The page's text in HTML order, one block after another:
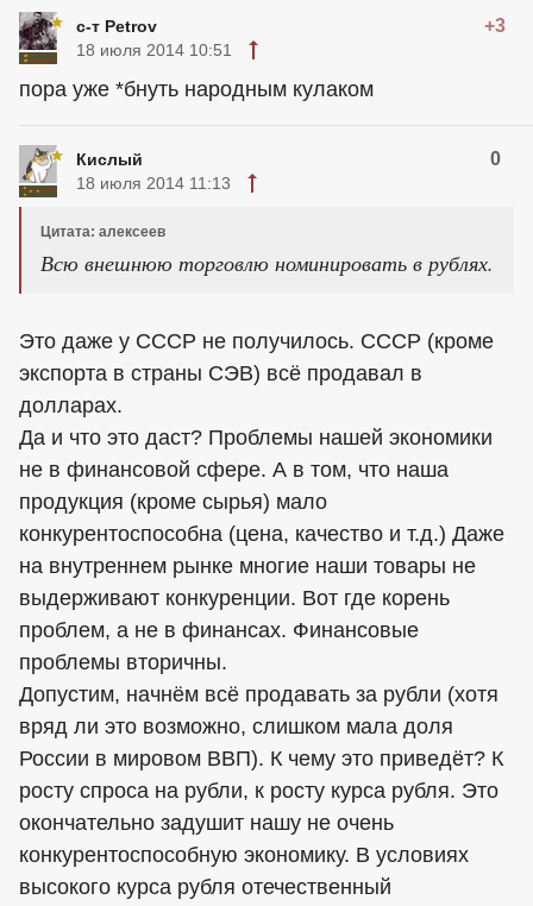
с-т Petrov +3
18 июля 2014 10:51
пора уже *бнуть народным кулаком
Кислый 0
18 июля 2014 11:13
Цитата: алексеев
Всю внешнюю торговлю номинировать в рублях.
Это даже у СССР не получилось. СССР (кроме
экспорта в страны СЭВ) всё продавал в
долларах.
Да и что это даст? Проблемы нашей экономики
не в финансовой сфере. А в том, что наша
продукция (кроме сырья) мало
конкурентоспособна (цена, качество и т.д.) Даже
на внутреннем рынке многие наши товары не
выдерживают конкуренции. Вот где корень
проблем, а не в финансах. Финансовые
проблемы вторичны.
Допустим, начнём всё продавать за рубли (хотя
вряд ли это возможно, слишком мала доля
России в мировом ВВП). К чему это приведёт? К
росту спроса на рубли, к росту курса рубля. Это
окончательно задушит нашу не очень
конкурентоспособную экономику. В условиях
высокого курса рубля отечественный